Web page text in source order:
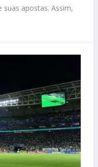
apostas. Assim,